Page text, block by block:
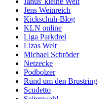
Jens Weinreich
Kickschuh-Blog
KLN online
Liga Parkdrei
Lizas Welt
Michael Schröder
Netzecke
Podbolzer
Rund um den Brustring
Scudetto